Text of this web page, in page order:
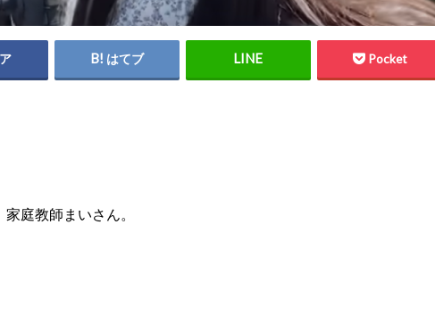
はてブ Pocket
庭教師まいさん。